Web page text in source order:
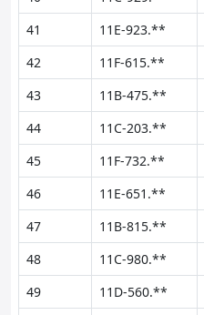
41
11E-923.**
42
11F-615.**
43
11B-475.**
44
11C-203.**
45
11F-732.**
46
11E-651.**
47
11B-815.**
48
11C-980.**
49
11D-560.**